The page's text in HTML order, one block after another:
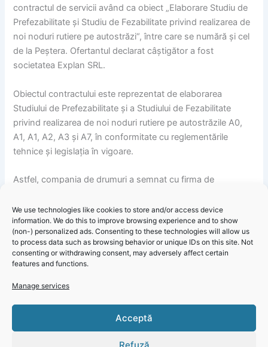
We use technologies like cookies to store and/or access device
information. We do this to improve browsing experience and to show
(non-) personalized ads. Consenting to these technologies will allow us
to process data such as browsing behavior or unique IDs on this site. Not
consenting or withdrawing consent, may adversely affect certain
features and functions.
Manage services
Acceptă
Refuză
contractul de servicii având ca obiect „Elaborare Studiu de
Prefezabilitate și Studiu de Fezabilitate privind realizarea de
noi noduri rutiere pe autostrăzi“, între care se numără și cel
de la Peștera. Ofertantul declarat câștigător a fost
societatea Explan SRL.
Obiectul contractului este reprezentat de elaborarea
Studiului de Prefezabilitate și a Studiului de Fezabilitate
privind realizarea de noi noduri rutiere pe autostrăzile A0,
A1, A1, A2, A3 și A7, în conformitate cu reglementările
tehnice și legislația în vigoare.
Astfel, compania de drumuri a semnat cu firma de
noduri rutiere pe autostrăzile din rețeaua existentă sau pe
cele în pregătire. Contractul de aproximativ 5,5 milioane lei
prevede realizarea, în 17 luni, a studiilor de prefezabilitate și
de fezabilitate pentru opt noduri noi pe autostrăzile în
circulație, respectiv cinci noduri pe autostrăzile în pregătire.
CNAIR – Informare proiect „Realizarea de noi noduri rutiere
pe autostrăzi – Nod Rutier Peștera (A2 – Km 181) sector
Cernavodă – Constanța, județul Constanța“